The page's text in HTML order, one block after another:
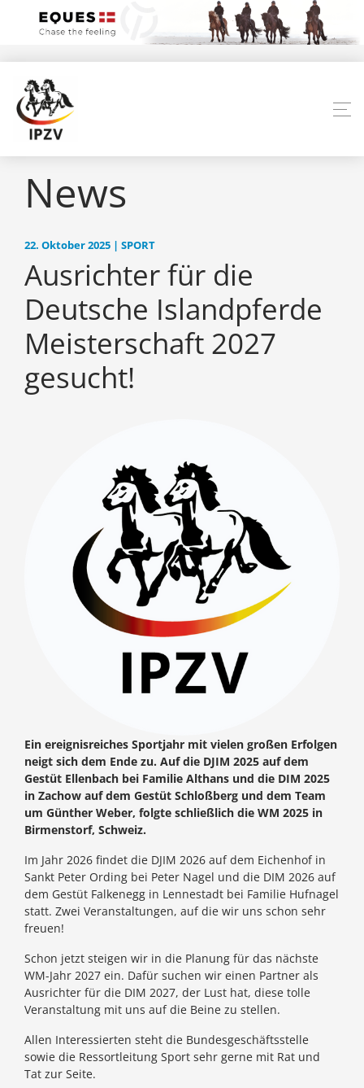
News
22. Oktober 2025 | SPORT
Ausrichter für die
Deutsche Islandpferde
Meisterschaft 2027
gesucht!
Ein ereignisreiches Sportjahr mit vielen großen Erfolgen
neigt sich dem Ende zu. Auf die DJIM 2025 auf dem
Gestüt Ellenbach bei Familie Althans und die DIM 2025
in Zachow auf dem Gestüt Schloßberg und dem Team
um Günther Weber, folgte schließlich die WM 2025 in
Birmenstorf, Schweiz.
Im Jahr 2026 findet die DJIM 2026 auf dem Eichenhof in
Sankt Peter Ording bei Peter Nagel und die DIM 2026 auf
dem Gestüt Falkenegg in Lennestadt bei Familie Hufnagel
statt. Zwei Veranstaltungen, auf die wir uns schon sehr
freuen!
Schon jetzt steigen wir in die Planung für das nächste
WM-Jahr 2027 ein. Dafür suchen wir einen Partner als
Ausrichter für die DIM 2027, der Lust hat, diese tolle
Veranstaltung mit uns auf die Beine zu stellen.
Allen Interessierten steht die Bundesgeschäftsstelle
sowie die Ressortleitung Sport sehr gerne mit Rat und
Tat zur Seite.